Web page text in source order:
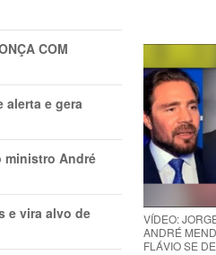
COM
e gera
ministro André
e vira alvo de
VÍDEO:
ANDRÉ
FLÁVIO SE